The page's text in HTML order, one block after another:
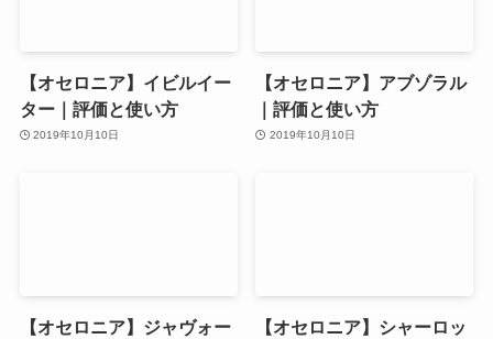
【オセロニア】イビルイー
ター｜評価と使い方
2019年10月10日
【オセロニア】アブゾラル
｜評価と使い方
2019年10月10日
【オセロニア】ジャヴォー
【オセロニア】シャーロッ